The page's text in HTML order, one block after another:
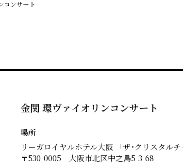
コンサート
金関 環ヴァイオリンコンサート
場所
リーガロイヤルホテル大阪 「ザ･クリスタル
〒530-0005 大阪市北区中之島5-3-68